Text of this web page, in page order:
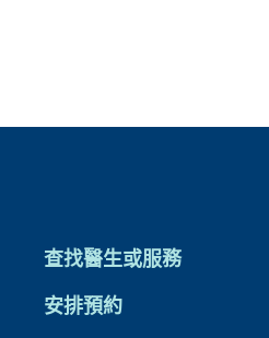
查找醫生或服務
安排預約